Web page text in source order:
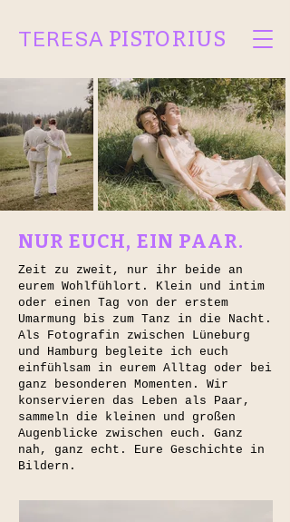
TERESA PISTORIUS
Zeit zu zweit, nur ihr beide an
eurem Wohlfühlort. Klein und intim
oder einen Tag von der erstem
Umarmung bis zum Tanz in die Nacht.​​
Als Fotografin zwischen Lüneburg
und Hamburg begleite ich euch
einfühlsam in eurem Alltag oder bei
ganz besonderen Momenten. Wir
konservieren das Leben als Paar,
sammeln die kleinen und großen
Augenblicke zwischen euch. Ganz
nah, ganz echt. Eure Geschichte in
Bildern.
NUR EUCH, EIN PAAR.